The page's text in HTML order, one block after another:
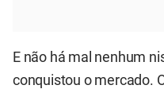
E não há mal nenhum
conquistou o mercado.